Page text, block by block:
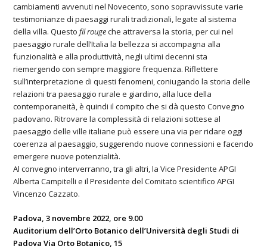
cambiamenti avvenuti nel Novecento, sono sopravvissute varie
testimonianze di paesaggi rurali tradizionali, legate al sistema
della villa. Questofil rougeche attraversa la storia, per cui nel
paesaggio rurale dell’Italia la bellezza si accompagna alla
funzionalità e alla produttività, negli ultimi decenni sta
riemergendo con sempre maggiore frequenza. Riflettere
sull’interpretazione di questi fenomeni, coniugando la storia delle
relazioni tra paesaggio rurale e giardino, alla luce della
contemporaneità, è quindi il compito che si dà questo Convegno
padovano. Ritrovare la complessità di relazioni sottese al
paesaggio delle ville italiane può essere una via per ridare oggi
coerenza al paesaggio, suggerendo nuove connessioni e facendo
emergere nuove potenzialità.
Al convegno interverranno, tra gli altri, la Vice Presidente APGI
Alberta Campitelli e il Presidente del Comitato scientifico APGI
Vincenzo Cazzato.
Padova, 3 novembre 2022, ore 9.00
Auditorium dell’Orto Botanico dell’Università degli Studi di
Padova Via Orto Botanico, 15